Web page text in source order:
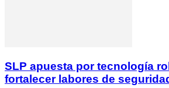
SLP apuesta por tecnología
fortalecer labores de